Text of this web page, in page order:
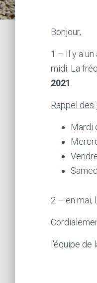
Bonjour,
1 – Il y a
midi. La
2021
Rappel des
Mardi
2 – en mai,
l’équipe